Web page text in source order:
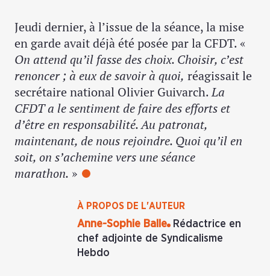
À PROPOS DE L'AUTEUR
Anne-Sophie Balle
Rédactrice en
chef adjointe de Syndicalisme
Hebdo
Jeudi dernier, à l’issue de la séance, la mise
en garde avait déjà été posée par la CFDT. «
On attend qu’il fasse des choix. Choisir, c’est
renoncer ; à eux de savoir à quoi, réagissait le
secrétaire national Olivier Guivarch.La
CFDT a le sentiment de faire des efforts et
d’être en responsabilité. Au patronat,
maintenant, de nous rejoindre. Quoi qu’il en
soit, on s’achemine vers une séance
marathon. »